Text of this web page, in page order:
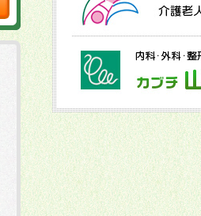
2025年08月29日
2025年08月05日
2025年07月30日
2025年07月08日